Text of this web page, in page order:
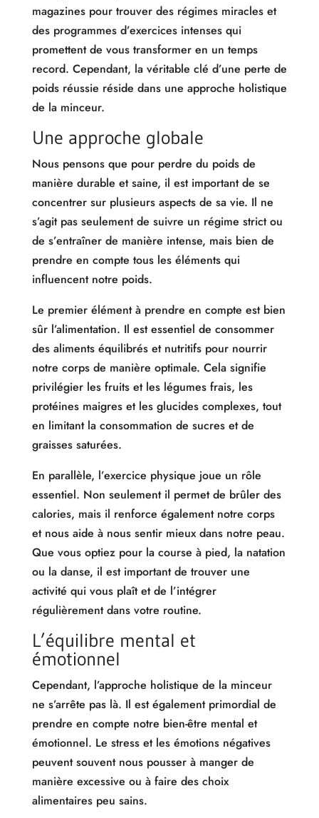
magazines pour trouver des régimes miracles et
des programmes d’exercices intenses qui
promettent de vous transformer en un temps
record. Cependant, la véritable clé d’une perte de
poids réussie réside dans une approche holistique
de la minceur.
Une approche globale
Nous pensons que pour perdre du poids de
manière durable et saine, il est important de se
concentrer sur plusieurs aspects de sa vie. Il ne
s’agit pas seulement de suivre un régime strict ou
de s’entraîner de manière intense, mais bien de
prendre en compte tous les éléments qui
influencent notre poids.
Le premier élément à prendre en compte est bien
sûr l’alimentation. Il est essentiel de consommer
des aliments équilibrés et nutritifs pour nourrir
notre corps de manière optimale. Cela signifie
privilégier les fruits et les légumes frais, les
protéines maigres et les glucides complexes, tout
en limitant la consommation de sucres et de
graisses saturées.
En parallèle, l’exercice physique joue un rôle
essentiel. Non seulement il permet de brûler des
calories, mais il renforce également notre corps
et nous aide à nous sentir mieux dans notre peau.
Que vous optiez pour la course à pied, la natation
ou la danse, il est important de trouver une
activité qui vous plaît et de l’intégrer
régulièrement dans votre routine.
L’équilibre mental et
émotionnel
Cependant, l’approche holistique de la minceur
ne s’arrête pas là. Il est également primordial de
prendre en compte notre bien-être mental et
émotionnel. Le stress et les émotions négatives
peuvent souvent nous pousser à manger de
manière excessive ou à faire des choix
alimentaires peu sains.